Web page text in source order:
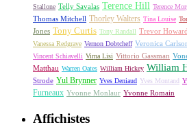
Stallone Telly Savalas Terence Hill Terence
Thomas Mitchell Thorley Walters Tina Louise
Jones Tony Curtis Tony Randall Trevor Howard
Vanessa Redgrave Vernon Dobtcheff Veronica
Vincent Schiavelli Virna Lisi Vittorio Gassman
Matthau Warren Oates William Hickey William
Strode Yul Brynner Yves Deniaud Yves Montand
Furneaux Yvonne Monlaur Yvonne Romain
Affichistes